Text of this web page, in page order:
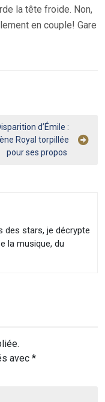
la tête froide. Non,
en couple! Gare
d’Émile :
Royal torpillée
pour ses propos
des stars, je décrypte
la musique, du
avec *